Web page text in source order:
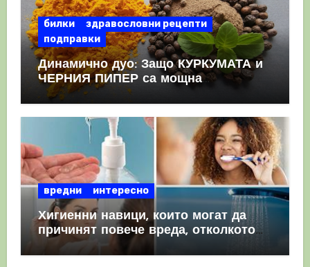
билки
здравословни рецепти
подправки
Динамично дуо: Защо КУРКУМАТА и
ЧЕРНИЯ ПИПЕР са мощна
комбинация
вредни интересно
Хигиенни навици, които могат да
причинят повече вреда, отколкото
полза